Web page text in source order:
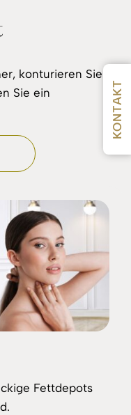
konturieren Sie
Sie ein
Fettdepots
KONTAKT